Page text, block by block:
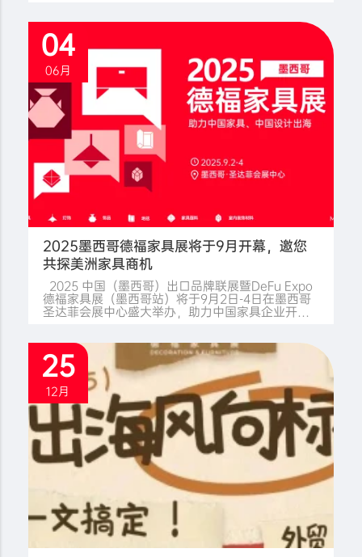
04
06月
2025墨西哥德福家具展将于9月开幕，邀您
共探美洲家具商机
2025 中国（墨西哥）出口品牌联展暨DeFu Expo
德福家具展（墨西哥站）将于9月2日-4日在墨西哥
圣达菲会展中心盛大举办，助力中国家具企业开拓
动 1.基建与住房项目驱动家具需求井喷 “墨西哥计
划”将投入2,770亿美元，这些投资将分布于2,000个
具体项目，涵盖基建、交通、住房、综合农业、新
能源汽车等关键领域。福利住房计划：墨西哥政府
的福利住房计划以零利润、一户一宅、精准识
25
12月